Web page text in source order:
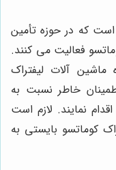
که در حوزه تأمین
فعالیت می کنند.
آلات لیفتراک
خاطر نسبت به
اقدام نمایند. لازم است
کوماتسو بایستی به